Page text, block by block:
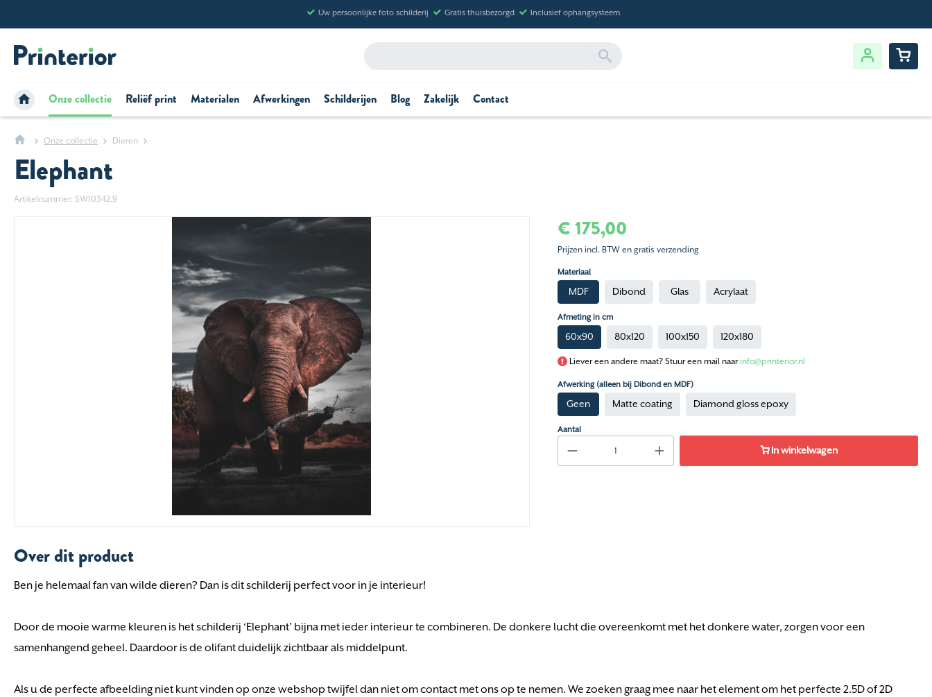
Uw persoonlijke foto schilderij Gratis thuisbezorgd Inclusief ophangsysteem
Onze collectie Reliëf print Materialen Afwerkingen Schilderijen Blog Zakelijk Contact
Onze collectie Dieren
Elephant
Artikelnummer: SW10342.9
€ 175,00
Prijzen incl. BTW en gratis verzending
Materiaal
MDF Dibond Glas Acrylaat
Afmeting in cm
60x90 80x120 100x150 120x180
Liever een andere maat? Stuur een mail naar info@printerior.nl
Afwerking (alleen bij Dibond en MDF)
Geen Matte coating Diamond gloss epoxy
Aantal
In winkelwagen
Over dit product
Ben je helemaal fan van wilde dieren? Dan is dit schilderij perfect voor in je interieur!
Door de mooie warme kleuren is het schilderij ‘Elephant’ bijna met ieder interieur te combineren. De donkere lucht die overeenkomt met het donkere water, zorgen voor een
samenhangend geheel. Daardoor is de olifant duidelijk zichtbaar als middelpunt.
Als u de perfecte afbeelding niet kunt vinden op onze webshop twijfel dan niet om contact met ons op te nemen. We zoeken graag mee naar het element om het perfecte 2.5D of 2D